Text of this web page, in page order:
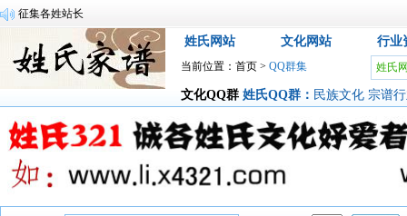
征集各姓站长
姓氏网站 文化网站 行业
当前位置： 首页 > QQ群集 姓氏
文化QQ群 姓氏QQ群 ： 民族文化 宗谱